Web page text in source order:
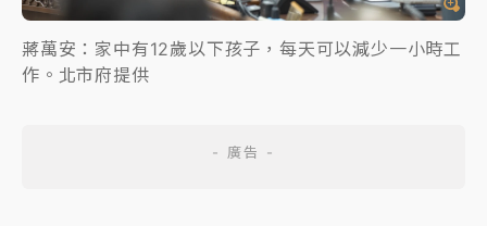
蔣萬安：家中有12歲以下孩子，每天可以減少一小時工
作。北市府提供